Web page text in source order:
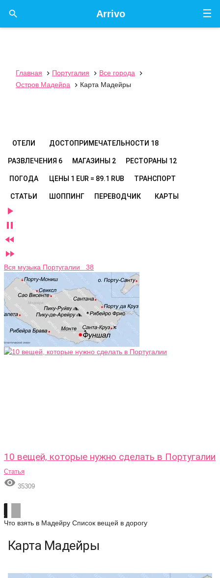
☰
Arrivo

Главная  Португалия  Все города

Остров Мадейра
 Карта Мадейры
ОТЕЛИ ДОСТОПРИМЕЧАТЕЛЬНОСТИ 18
РАЗВЛЕЧЕНИЯ 6 МАГАЗИНЫ 2 РЕСТОРАНЫ 12
ПОГОДА ЦЕНЫ 1 EUR = 89.1 RUB ТРАНСПОРТ
СТАТЬИ ШОППИНГ ПЕРЕВОДЧИК КАРТЫ




Вся музыка Португалии 38
10 вещей, которые нужно сделать в Португалии
Статья
 35309
Что взять в Мадейру Список вещей в дорогу
Карта Мадейры